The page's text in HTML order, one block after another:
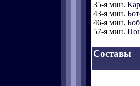
35-я мин.
43-я мин.
46-я мин.
57-я мин.
Составы